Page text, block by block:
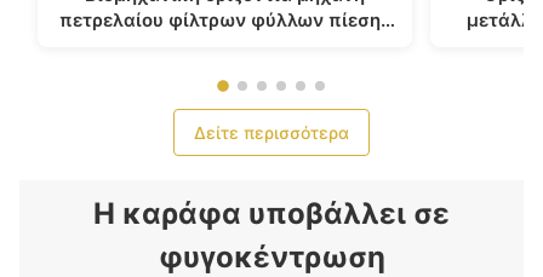
πετρελαίου φίλτρων φύλλων πίεσης
Δείτε περισσότερα
Η καράφα υποβάλλει σε
φυγοκέντρωση